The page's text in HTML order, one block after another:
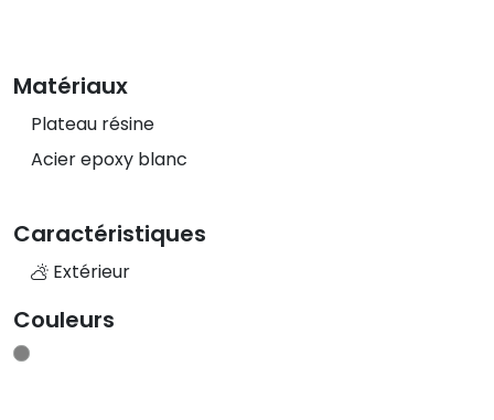
Matériaux
Plateau résine
Acier epoxy blanc
Caractéristiques
Extérieur
Couleurs